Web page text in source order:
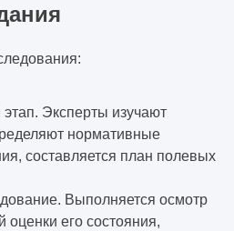
Эксперты изучают
нормативные
составляется план полевых
Выполняется осмотр
оценки его состояния,